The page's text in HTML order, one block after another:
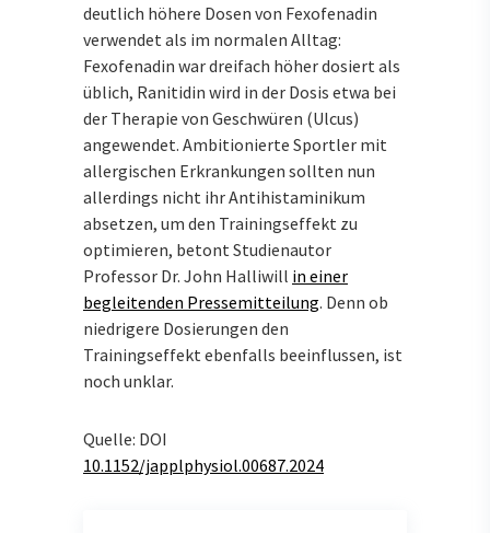
deutlich höhere Dosen von Fexofenadin
verwendet als im normalen Alltag:
Fexofenadin war dreifach höher dosiert als
üblich, Ranitidin wird in der Dosis etwa bei
der Therapie von Geschwüren (Ulcus)
angewendet. Ambitionierte Sportler mit
allergischen Erkrankungen sollten nun
allerdings nicht ihr Antihistaminikum
absetzen, um den Trainingseffekt zu
optimieren, betont Studienautor
Professor Dr. John Halliwill in einer
begleitenden Pressemitteilung. Denn ob
niedrigere Dosierungen den
Trainingseffekt ebenfalls beeinflussen, ist
noch unklar.
Quelle: DOI
10.1152/japplphysiol.00687.2024